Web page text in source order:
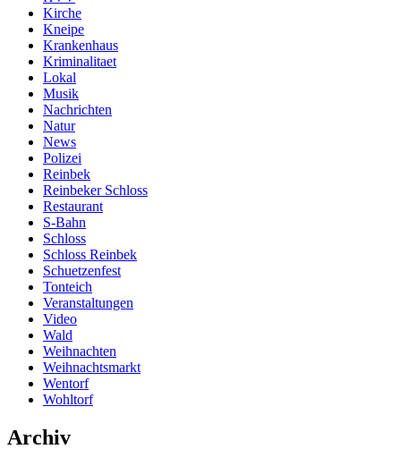
Kirche
Kneipe
Krankenhaus
Kriminalitaet
Lokal
Musik
Nachrichten
Natur
News
Polizei
Reinbek
Reinbeker Schloss
Restaurant
S-Bahn
Schloss
Schloss Reinbek
Schuetzenfest
Tonteich
Veranstaltungen
Video
Wald
Weihnachten
Weihnachtsmarkt
Wentorf
Wohltorf
Archiv